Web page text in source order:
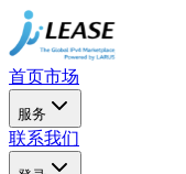
首页市场
服务
联系我们